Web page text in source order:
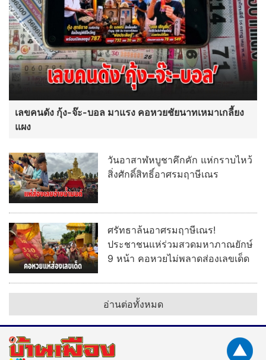
เลขคนดัง กุ้ง-จ๊ะ-บอล มาแรง คอหวยชัยนาทเหมาเกลี้ยง
แผง
วันอาสาฬหบูชาคึกคัก แห่กราบไหว้
สิ่งศักดิ์สิทธิ์อาศรมฤาษีเณร
ศรัทธาล้นอาศรมฤาษีเณร!
ประชาชนแห่ร่วมสวดมหาภาณยักษ์
9 หน้า คอหวยไม่พลาดส่องเลขเด็ด
อ่านต่อทั้งหมด